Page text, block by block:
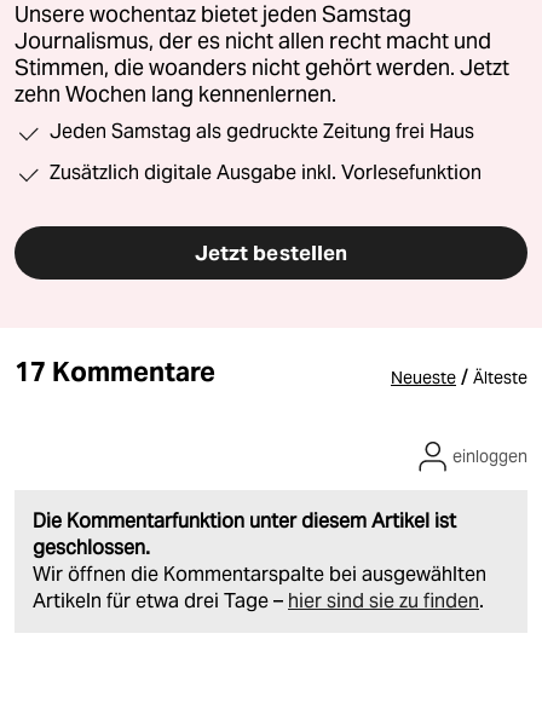
Unsere wochentaz bietet jeden Samstag
Journalismus, der es nicht allen recht macht und
Stimmen, die woanders nicht gehört werden. Jetzt
zehn Wochen lang kennenlernen.
Jeden Samstag als gedruckte Zeitung frei Haus
Zusätzlich digitale Ausgabe inkl. Vorlesefunktion
Jetzt bestellen
17 Kommentare Neueste / Älteste
Die Kommentarfunktion unter diesem Artikel ist
geschlossen.
Wir öffnen die Kommentarspalte bei ausgewählten
Artikeln für etwa drei Tage – hier sind sie zu finden.
einloggen